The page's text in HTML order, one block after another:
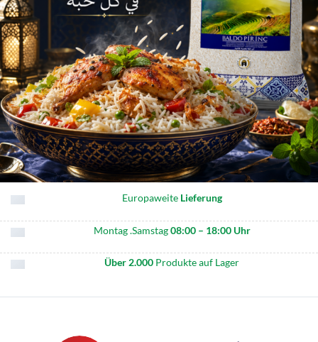
Europaweite Lieferung
Montag .Samstag08:00 – 18:00 Uhr
Über 2.000 Produkte auf Lager